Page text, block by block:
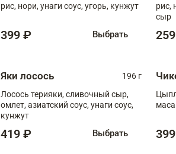
рис, нори, унаги соус, угорь, кунжут
399 ₽ Выбрать
рис,
сыр
Яки лосось
196 г
Лосось терияки, сливочный сыр,
омлет, азиатский соус, унаги соус,
кунжут
419 ₽ Выбрать